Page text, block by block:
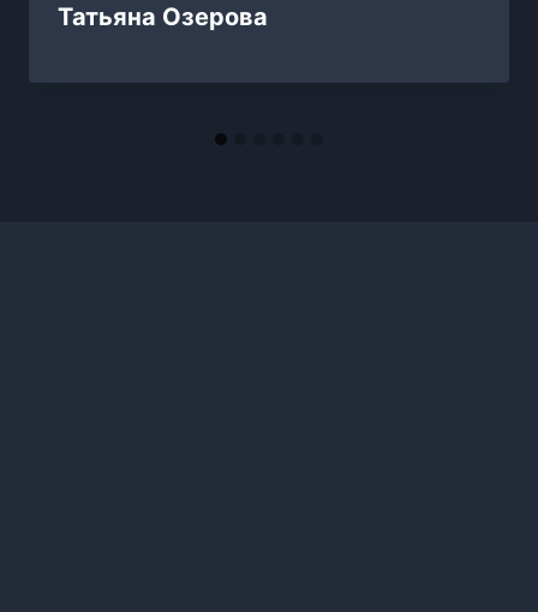
Татьяна Озерова